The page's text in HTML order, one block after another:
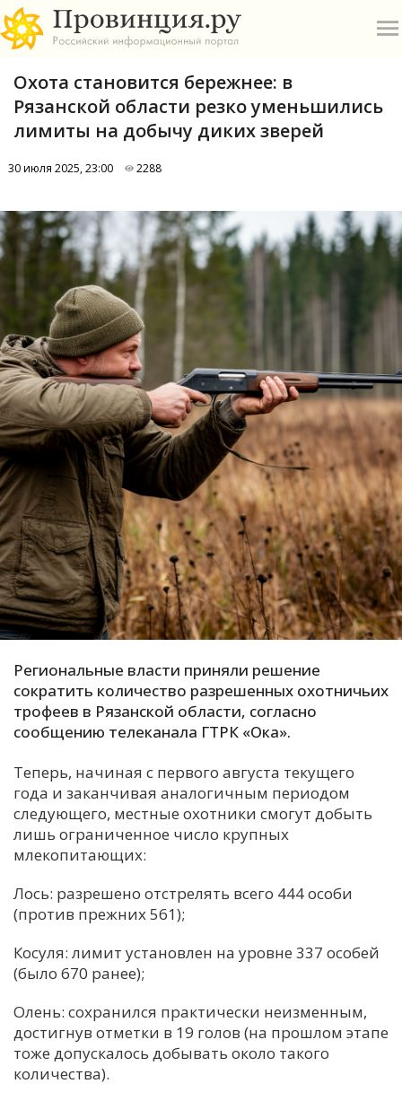
Б
В
Е
И
К
М
П
С
Т
У
Х
Ч
Я
Охота становится бережнее: в
Рязанской области резко уменьшились
лимиты на добычу диких зверей
30 июля 2025, 23:00 2288
Региональные власти приняли решение
сократить количество разрешенных охотничьих
трофеев в Рязанской области, согласно
сообщению телеканала ГТРК «Ока».
Теперь, начиная с первого августа текущего
года и заканчивая аналогичным периодом
следующего, местные охотники смогут добыть
лишь ограниченное число крупных
млекопитающих:
Лось: разрешено отстрелять всего 444 особи
(против прежних 561);
Косуля: лимит установлен на уровне 337 особей
(было 670 ранее);
Олень: сохранился практически неизменным,
достигнув отметки в 19 голов (на прошлом этапе
тоже допускалось добывать около такого
количества).